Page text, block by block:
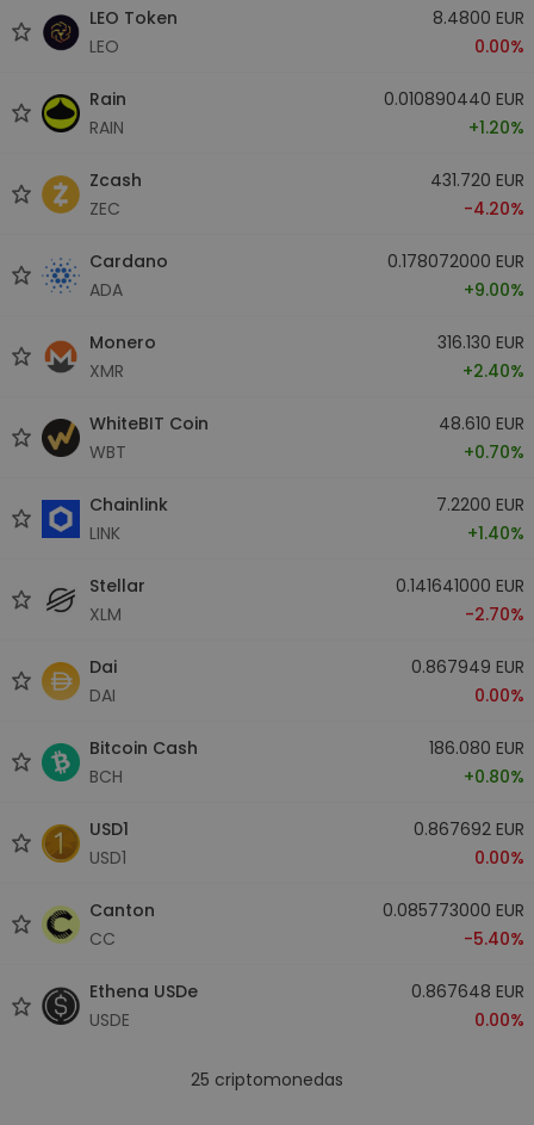
LEO Token
LEO
8.4800 EUR
0.00%
Rain
RAIN
0.010890440 EUR
+1.20%
Zcash
ZEC
431.720 EUR
-4.20%
Cardano
ADA
0.178072000 EUR
+9.00%
Monero
XMR
316.130 EUR
+2.40%
WhiteBIT Coin
WBT
48.610 EUR
+0.70%
Chainlink
LINK
7.2200 EUR
+1.40%
Stellar
XLM
0.141641000 EUR
-2.70%
Dai
DAI
0.867949 EUR
0.00%
Bitcoin Cash
BCH
186.080 EUR
+0.80%
USD1
USD1
0.867692 EUR
0.00%
Canton
CC
0.085773000 EUR
-5.40%
Ethena USDe
USDE
0.867648 EUR
0.00%
25 criptomonedas